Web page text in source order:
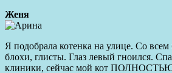
Женя
Я подобрала котенка на улице. Со
блохи, глисты. Глаз левый гноился.
клиники, сейчас мой кот